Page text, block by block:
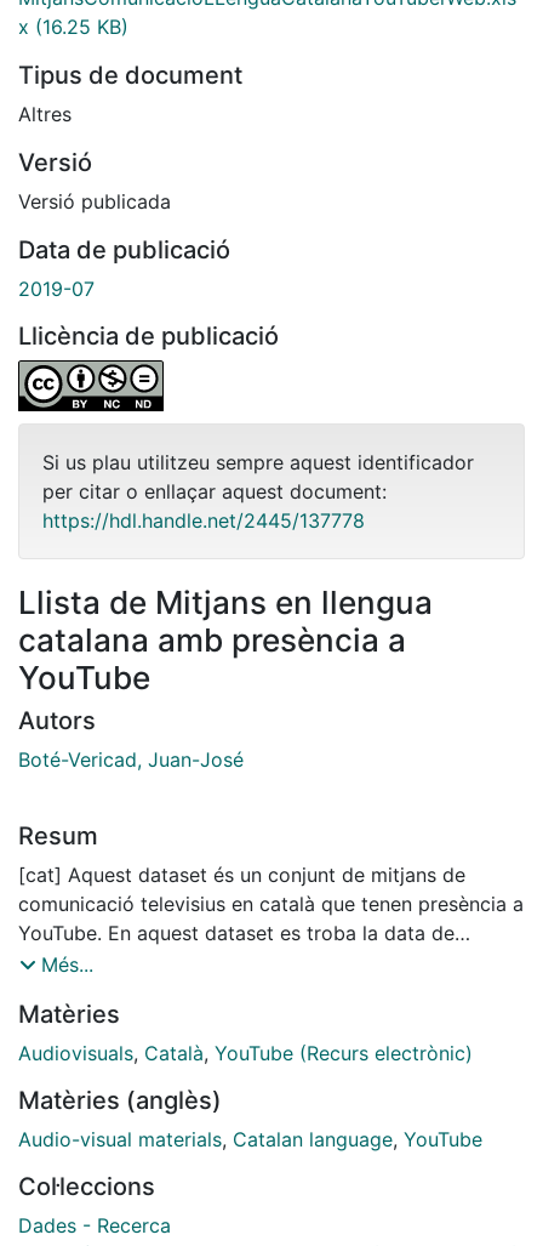
x (16.25 KB)
Tipus de document
Altres
Versió
Versió publicada
Data de publicació
2019-07
Llicència de publicació
Si us plau utilitzeu sempre aquest identificador
per citar o enllaçar aquest document:
https://hdl.handle.net/2445/137778
Llista de Mitjans en llengua
catalana amb presència a
YouTube
Autors
Boté-Vericad, Juan-José
Resum
[cat] Aquest dataset és un conjunt de mitjans de
comunicació televisius en català que tenen presència a
YouTube. En aquest dataset es troba la data de
captura i verficació, el nom de la cadena i la URL
2019. Aquelles cadenes de televisió que no tenen
canal de YouTube la seva URL és la seva pàgina web.
català i 75 d'elles tenen presència a YouTube.
Les dades han estat comprovades i s'han extret de
Audiovisual a Catalunya, la Comunicació Local a
Catalunya i la Vikipedia.
Més...
Matèries
Audiovisuals, Català, YouTube (Recurs electrònic)
Matèries (anglès)
Audio-visual materials, Catalan language, YouTube
Col·leccions
Dades - Recerca